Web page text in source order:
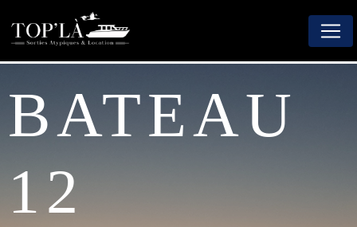
BATEAU
12
Panneau de gestion des cookies